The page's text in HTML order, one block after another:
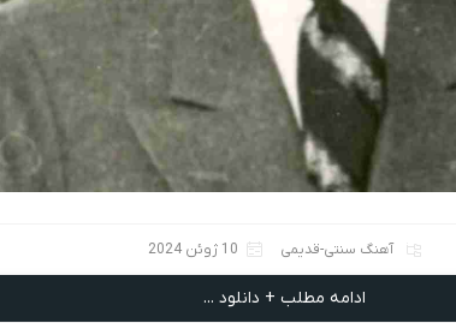
آهنگ سنتی-قدیمی 10 ژوئن 2024
ادامه مطلب + دانلود ...